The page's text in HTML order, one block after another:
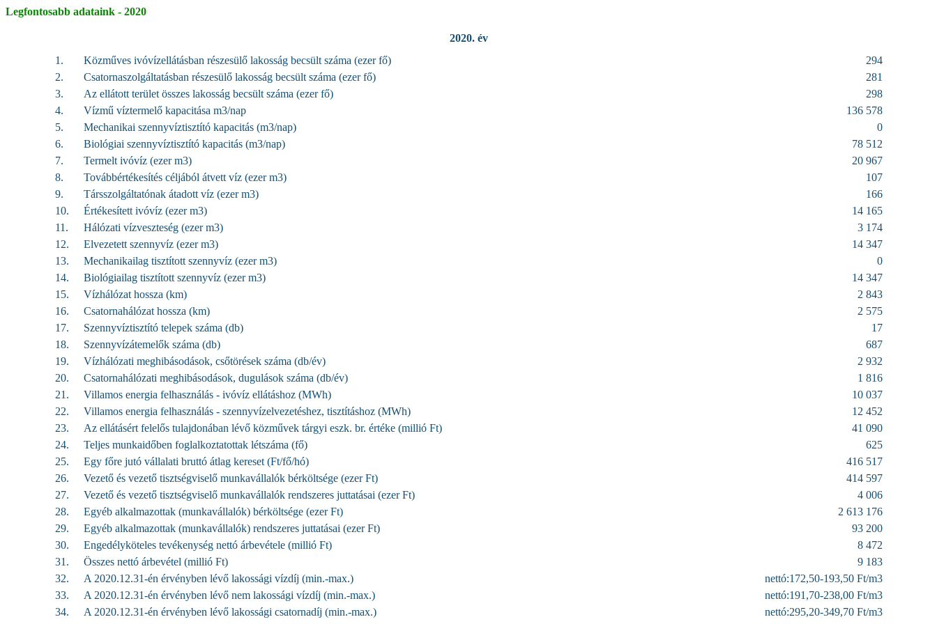
Legfontosabb adataink - 2020
2020. év
1.
Közműves ivóvízellátásban részesülő lakosság becsült száma (ezer fő)
294
2.
Csatornaszolgáltatásban részesülő lakosság becsült száma (ezer fő)
281
3.
Az ellátott terület összes lakosság becsült száma (ezer fő)
298
4.
Vízmű víztermelő kapacitása m3/nap
136 578
5.
Mechanikai szennyvíztisztító kapacitás (m3/nap)
0
6.
Biológiai szennyvíztisztító kapacitás (m3/nap)
78 512
7.
Termelt ivóvíz (ezer m3)
20 967
8.
Továbbértékesítés céljából átvett víz (ezer m3)
107
9.
Társszolgáltatónak átadott víz (ezer m3)
166
10.
Értékesített ivóvíz (ezer m3)
14 165
11.
Hálózati vízveszteség (ezer m3)
3 174
12.
Elvezetett szennyvíz (ezer m3)
14 347
13.
Mechanikailag tisztított szennyvíz (ezer m3)
0
14.
Biológiailag tisztított szennyvíz (ezer m3)
14 347
15.
Vízhálózat hossza (km)
2 843
16.
Csatornahálózat hossza (km)
2 575
17.
Szennyvíztisztító telepek száma (db)
17
18.
Szennyvízátemelők száma (db)
687
19.
Vízhálózati meghibásodások, csőtörések száma (db/év)
2 932
20.
Csatornahálózati meghibásodások, dugulások száma (db/év)
1 816
21.
Villamos energia felhasználás - ivóvíz ellátáshoz (MWh)
10 037
22.
Villamos energia felhasználás - szennyvízelvezetéshez, tisztításhoz (MWh)
12 452
23.
Az ellátásért felelős tulajdonában lévő közművek tárgyi eszk. br. értéke (millió Ft)
41 090
24.
Teljes munkaidőben foglalkoztatottak létszáma (fő)
625
25.
Egy főre jutó vállalati bruttó átlag kereset (Ft/fő/hó)
416 517
26.
Vezető és vezető tisztségviselő munkavállalók bérköltsége (ezer Ft)
414 597
27.
Vezető és vezető tisztségviselő munkavállalók rendszeres juttatásai (ezer Ft)
4 006
28.
Egyéb alkalmazottak (munkavállalók) bérköltsége (ezer Ft)
2 613 176
29.
Egyéb alkalmazottak (munkavállalók) rendszeres juttatásai (ezer Ft)
93 200
30.
Engedélyköteles tevékenység nettó árbevétele (millió Ft)
8 472
31.
Összes nettó árbevétel (millió Ft)
9 183
32.
A 2020.12.31-én érvényben lévő lakossági vízdíj (min.-max.)
nettó:172,50-193,50 Ft/m3
33.
A 2020.12.31-én érvényben lévő nem lakossági vízdíj (min.-max.)
nettó:191,70-238,00 Ft/m3
34.
A 2020.12.31-én érvényben lévő lakossági csatornadíj (min.-max.)
nettó:295,20-349,70 Ft/m3